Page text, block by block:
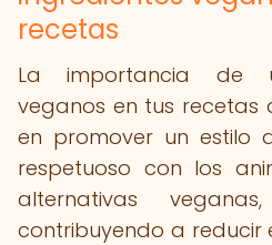
recetas
La importancia de
veganos en tus recetas
en promover un estilo
respetuoso con los
alternativas
contribuyendo a reducir